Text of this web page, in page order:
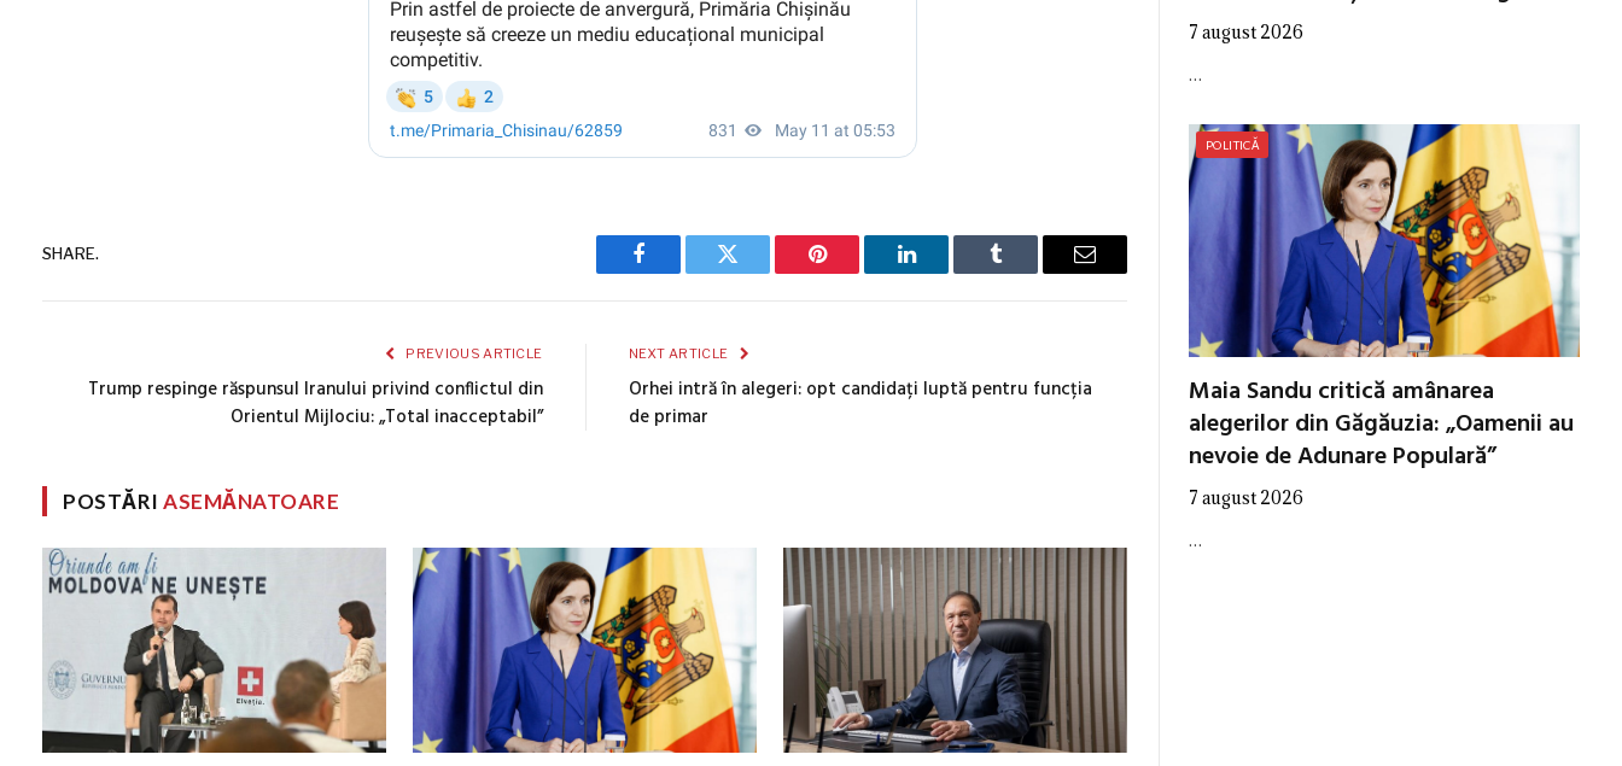
SHARE.
Facebook Twitter Pinterest LinkedIn Tumblr Email
PREVIOUS ARTICLE
Trump respinge răspunsul Iranului privind conflictul din
Orientul Mijlociu: „Total inacceptabil”
NEXT ARTICLE
Orhei intră în alegeri: opt candidați luptă pentru funcția
de primar
POSTĂRIASEMĂNATOARE
7 august 2026
…
POLITICĂ
Maia Sandu critică amânarea
alegerilor din Găgăuzia: „Oamenii au
nevoie de Adunare Populară”
7 august 2026
…